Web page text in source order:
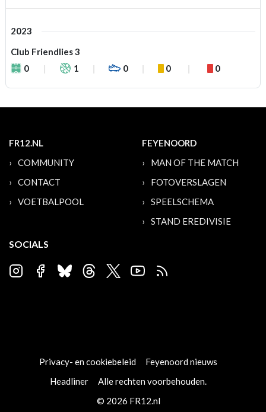
2023
Club Friendlies 3
0
1 0 0 0
FR12.NL
COMMUNITY
CONTACT
VOETBALPOOL
FEYENOORD
MAN OF THE MATCH
FOTOVERSLAGEN
SPEELSCHEMA
STAND EREDIVISIE
SOCIALS
Privacy- en cookiebeleid
Feyenoord nieuws
Headliner
Alle rechten voorbehouden.
© 2026 FR12.nl